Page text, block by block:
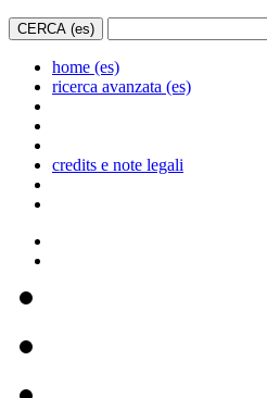
home (es)
ricerca avanzata (es)
credits e note legali